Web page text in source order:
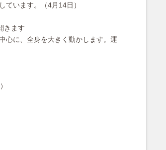
ています。（4月14日）
きます
心に、全身を大きく動かします。運